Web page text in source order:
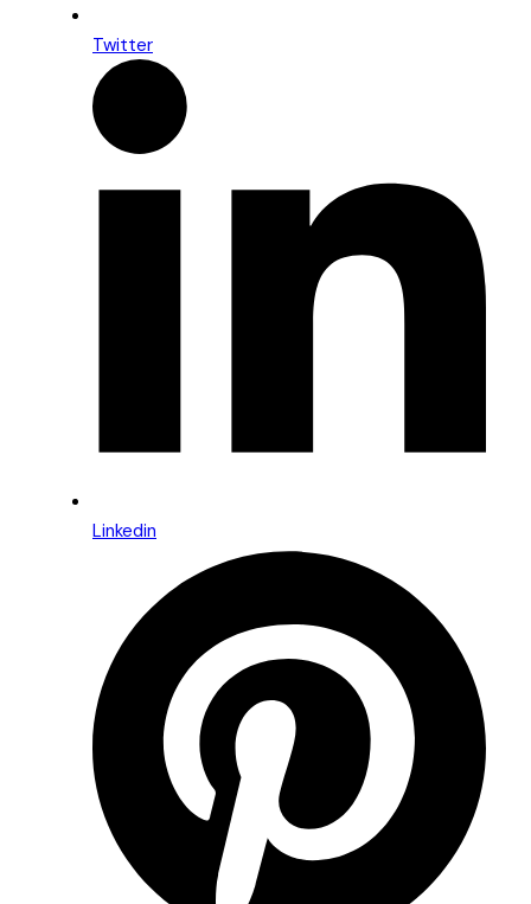
Twitter
Linkedin